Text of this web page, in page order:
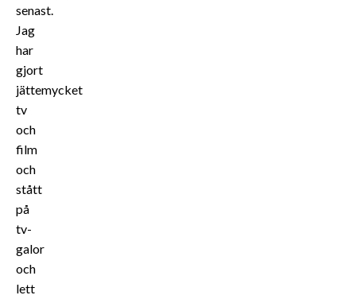
senast.
Jag
har
gjort
jättemycket
tv
och
film
och
stått
på
tv-
galor
och
lett